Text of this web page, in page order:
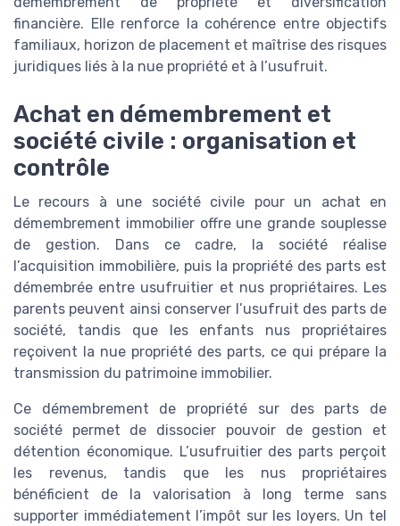
financière. Elle renforce la cohérence entre objectifs
familiaux, horizon de placement et maîtrise des risques
juridiques liés à la nue propriété et à l’usufruit.
Achat en démembrement et
société civile : organisation et
contrôle
Le recours à une société civile pour un achat en
démembrement immobilier offre une grande souplesse
de gestion. Dans ce cadre, la société réalise
l’acquisition immobilière, puis la propriété des parts est
démembrée entre usufruitier et nus propriétaires. Les
parents peuvent ainsi conserver l’usufruit des parts de
société, tandis que les enfants nus propriétaires
reçoivent la nue propriété des parts, ce qui prépare la
transmission du patrimoine immobilier.
Ce démembrement de propriété sur des parts de
société permet de dissocier pouvoir de gestion et
détention économique. L’usufruitier des parts perçoit
les revenus, tandis que les nus propriétaires
bénéficient de la valorisation à long terme sans
supporter immédiatement l’impôt sur les loyers. Un tel